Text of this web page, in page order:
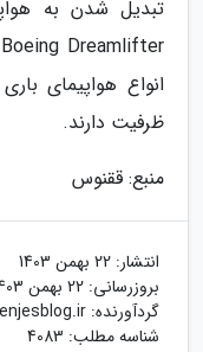
تبدیل شدن به
ظرفیت دارند.
منبع: ققنوس
انتشار: 22 بهمن 1403
بروزرسانی: 22 بهمن 1403
گردآورنده:
شناسه مطلب: 4083